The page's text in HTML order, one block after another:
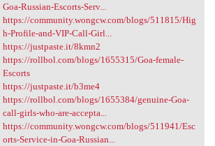
Goa-Russian-Escorts-Serv...
https://community.wongcw.com/blogs/511815/Hig
h-Profile-and-VIP-Call-Girl...
https://justpaste.it/8kmn2
https://rollbol.com/blogs/1655315/Goa-female-
Escorts
https://justpaste.it/b3me4
https://rollbol.com/blogs/1655384/genuine-Goa-
call-girls-who-are-accepta...
https://community.wongcw.com/blogs/511941/Esc
orts-Service-in-Goa-Russian...